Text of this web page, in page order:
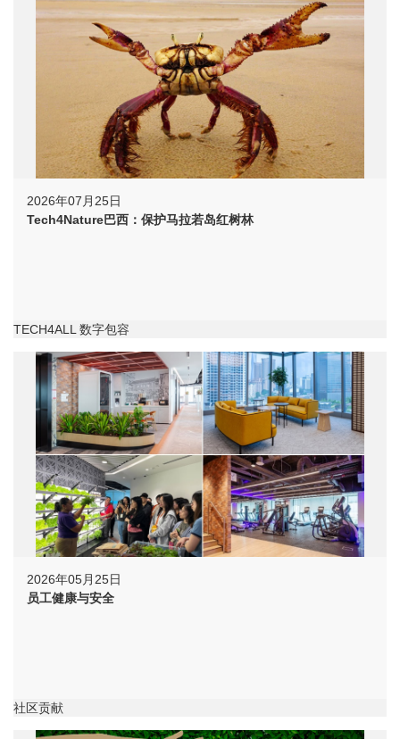
2026年07月25日
Tech4Nature巴西：保护马拉若岛红树林
TECH4ALL 数字包容
2026年05月25日
员工健康与安全
社区贡献